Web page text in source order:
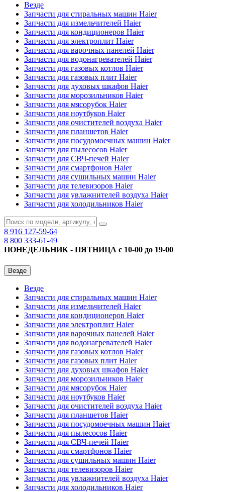
Везде
Запчасти для стиральных машин Haier
Запчасти для измельчителей Haier
Запчасти для кондиционеров Haier
Запчасти для электроплит Haier
Запчасти для варочных панелей Haier
Запчасти для водонагревателей Haier
Запчасти для газовых котлов Haier
Запчасти для газовых плит Haier
Запчасти для духовых шкафов Haier
Запчасти для морозильников Haier
Запчасти для мясорубок Haier
Запчасти для ноутбуков Haier
Запчасти для очистителей воздуха Haier
Запчасти для планшетов Haier
Запчасти для посудомоечных машин Haier
Запчасти для пылесосов Haier
Запчасти для СВЧ-печей Haier
Запчасти для смартфонов Haier
Запчасти для сушильных машин Haier
Запчасти для телевизоров Haier
Запчасти для увлажнителей воздуха Haier
Запчасти для холодильников Haier
8 916 127-59-64
8 800 333-61-49
ПОНЕДЕЛЬНИК - ПЯТНИЦА с 10-00 до 19-00
Везде
Везде
Запчасти для стиральных машин Haier
Запчасти для измельчителей Haier
Запчасти для кондиционеров Haier
Запчасти для электроплит Haier
Запчасти для варочных панелей Haier
Запчасти для водонагревателей Haier
Запчасти для газовых котлов Haier
Запчасти для газовых плит Haier
Запчасти для духовых шкафов Haier
Запчасти для морозильников Haier
Запчасти для мясорубок Haier
Запчасти для ноутбуков Haier
Запчасти для очистителей воздуха Haier
Запчасти для планшетов Haier
Запчасти для посудомоечных машин Haier
Запчасти для пылесосов Haier
Запчасти для СВЧ-печей Haier
Запчасти для смартфонов Haier
Запчасти для сушильных машин Haier
Запчасти для телевизоров Haier
Запчасти для увлажнителей воздуха Haier
Запчасти для холодильников Haier